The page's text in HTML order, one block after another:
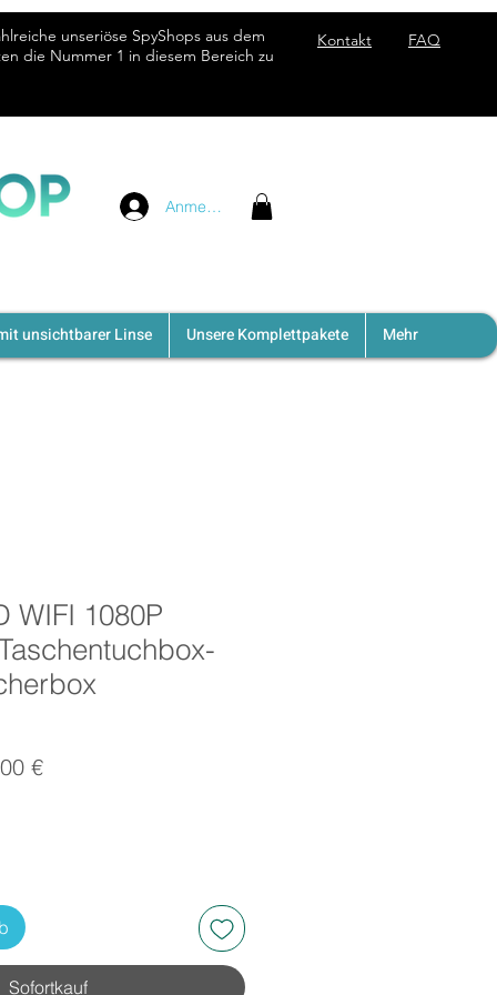
unseriöse SpyShops aus dem
die Nummer 1 in diesem Bereich zu
Kontakt FAQ
Anmelden
unsichtbarer Linse Unsere Komplettpakete Mehr
WIFI 1080P
€Sale-
Sofortkauf